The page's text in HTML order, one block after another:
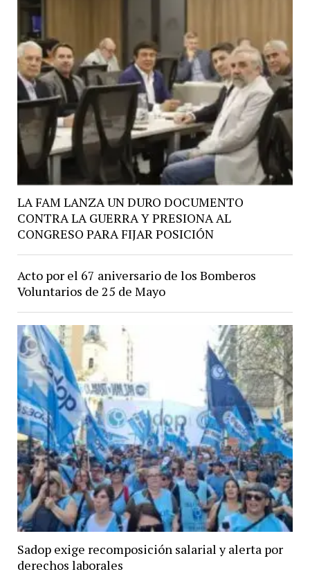
LA FAM LANZA UN DURO DOCUMENTO
CONTRA LA GUERRA Y PRESIONA AL
CONGRESO PARA FIJAR POSICIÓN
Acto por el 67 aniversario de los Bomberos
Voluntarios de 25 de Mayo
Sadop exige recomposición salarial y alerta por
derechos laborales